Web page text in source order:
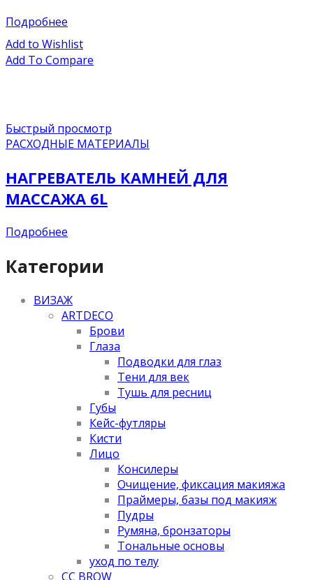
Подробнее
Add to Wishlist
Add To Compare
Быстрый просмотр
РАСХОДНЫЕ МАТЕРИАЛЫ
НАГРЕВАТЕЛЬ КАМНЕЙ ДЛЯ
МАССАЖА 6L
Подробнее
Категории
ВИЗАЖ
ARTDECO
Брови
Глаза
Подводки для глаз
Тени для век
Тушь для ресниц
Губы
Кейс-футляры
Кисти
Лицо
Консилеры
Очищение, фиксация макияжа
Праймеры, базы под макияж
Пудры
Румяна, бронзаторы
Тональные основы
уход по телу
CC BROW